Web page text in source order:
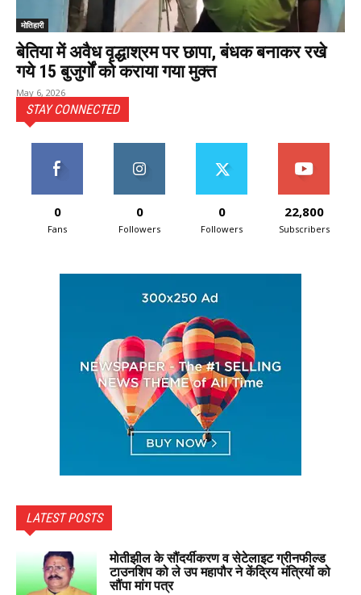
मोतिहारी
बेतिया में अवैध वृद्धाश्रम पर छापा, बंधक बनाकर रखे
गये 15 बुजुर्गों को कराया गया मुक्त
May 6, 2026
STAY CONNECTED
0
Fans
0
Followers
0
Followers
22,800
Subscribers
LATEST POSTS
मोतीझील के सौंदर्यीकरण व सेटेलाइट ग्रीनफील्ड
टाउनशिप को ले उप महापौर ने केंद्रिय मंत्रियों को
सौंपा मांग पत्र